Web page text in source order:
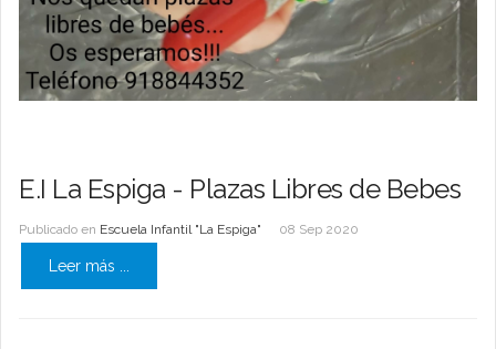
E.I La Espiga - Plazas Libres de Bebes
Publicado en Escuela Infantil "La Espiga" 08 Sep 2020
Leer más ...